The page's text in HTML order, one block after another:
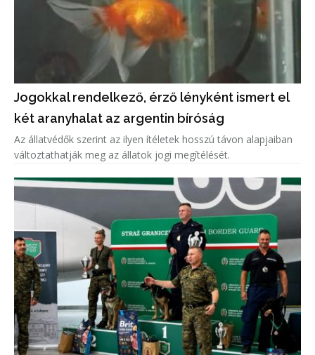
Jogokkal rendelkező, érző lényként ismert el
két aranyhalat az argentin bíróság
Az állatvédők szerint az ilyen ítéletek hosszú távon alapjaiban
változtathatják meg az állatok jogi megítélését.